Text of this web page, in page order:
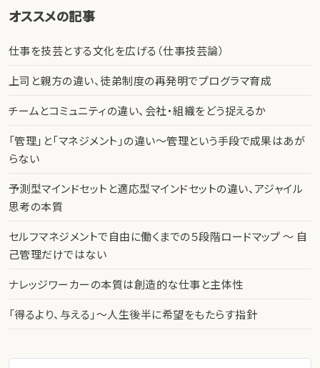
オススメの記事
仕事を技芸とする文化を広げる（仕事技芸論）
上司と親方の違い、徒弟制度の再発明でプログラマ育成
チームとコミュニティの違い、会社・組織をどう捉えるか
「管理」と「マネジメント」の違い〜管理という手段で成果はあが
らない
予測型マインドセットと適応型マインドセットの違い、アジャイル
思考の本質
セルフマネジメントで自由に働くまでの５段階ロードマップ 〜 自
己管理だけではない
ナレッジワーカーの本質は創造的な仕事と主体性
「得るより、与える」〜人生後半に希望をもたらす指針